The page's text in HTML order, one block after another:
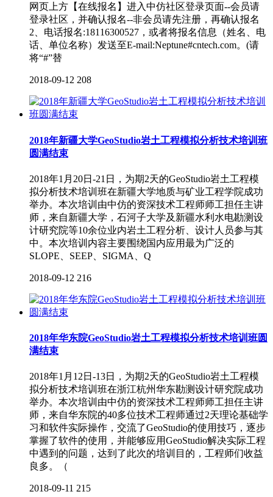
网页上方【在线报名】进入中仿社区登录页面--会员请
登录社区，并确认报名--非会员请先注册，再确认报名
2、电话报名:18116300527，或者将报名信息（姓名、电
话、单位名称）发送至E-mail:Neptune#cntech.com。(请
将“#”替
2018-09-12 208
2018年新疆大学GeoStudio岩土工程模拟分析技术培训班
圆满结束
2018年1月20日-21日，为期2天的GeoStudio岩土工程模
拟分析技术培训班在新疆大学地质与矿业工程学院成功
举办。本次培训由中仿的资深技术工程师师工担任主讲
师，来自新疆大学，石河子大学及新疆水利水电勘测设
计研究院等10余位业内岩土工程分析、设计人员参与其
中。本次培训内容主要围绕国内应用最为广泛的
SLOPE、SEEP、SIGMA、Q
2018-09-12 216
2018年华东院GeoStudio岩土工程模拟分析技术培训班圆
满结束
2018年1月12日-13日，为期2天的GeoStudio岩土工程模
拟分析技术培训班在浙江杭州华东勘测设计研究院成功
举办。本次培训由中仿的资深技术工程师师工担任主讲
师，来自华东院的40多位技术工程师通过2天理论基础学
习和软件实际操作，交流了GeoStudio的使用技巧，逐步
掌握了软件的使用，并能够应用GeoStudio解决实际工程
中遇到的问题，达到了此次的培训目的，工程师们收益
良多。（
2018-09-11 215